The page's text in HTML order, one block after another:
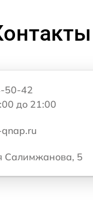
50-42
до 21:00
Салимжанова, 5